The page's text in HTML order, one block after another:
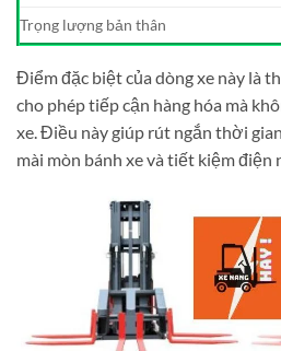
Trọng lượng bản thân
Điểm đặc biệt của dòng xe này là
cho phép tiếp cận hàng hóa mà
xe. Điều này giúp rút ngắn thời
mài mòn bánh xe và tiết kiệm điện